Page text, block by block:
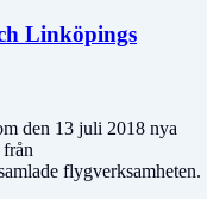
Linköpings
den 13 juli 2018 nya
flygverksamheten.